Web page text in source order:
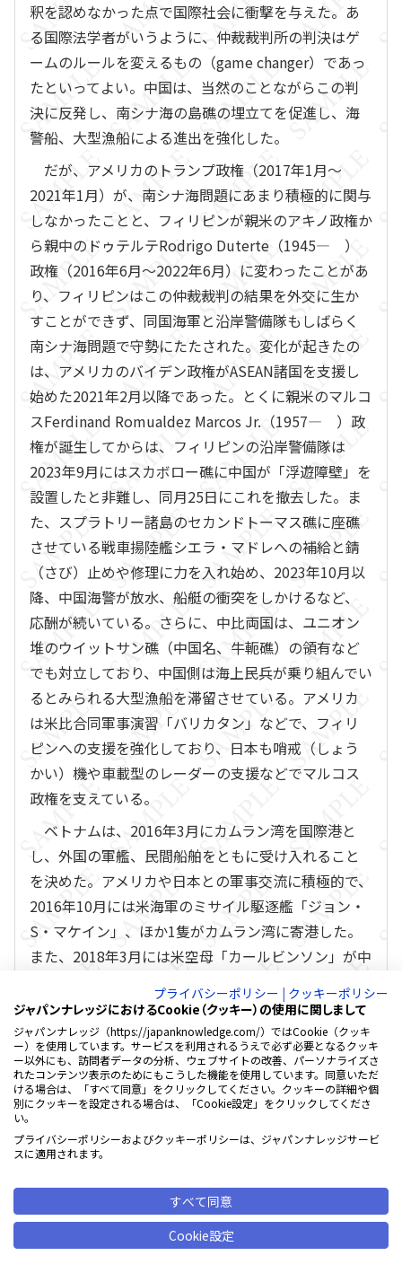
釈を認めなかった点で国際社会に衝撃を与えた。あ
る国際法学者がいうように、仲裁裁判所の判決はゲ
ームのルールを変えるもの（game changer）であっ
たといってよい。中国は、当然のことながらこの判
決に反発し、南シナ海の島礁の埋立てを促進し、海
警船、大型漁船による進出を強化した。
だが、アメリカのトランプ政権（2017年1月～
2021年1月）が、南シナ海問題にあまり積極的に関与
しなかったことと、フィリピンが親米のアキノ政権か
ら親中のドゥテルテRodrigo Duterte（1945― ）
政権（2016年6月～2022年6月）に変わったことがあ
り、フィリピンはこの仲裁裁判の結果を外交に生か
すことができず、同国海軍と沿岸警備隊もしばらく
南シナ海問題で守勢にたたされた。変化が起きたの
は、アメリカのバイデン政権がASEAN諸国を支援し
始めた2021年2月以降であった。とくに親米のマルコ
スFerdinand Romualdez Marcos Jr.（1957― ）政
権が誕生してからは、フィリピンの沿岸警備隊は
2023年9月にはスカボロー礁に中国が「浮遊障壁」を
設置したと非難し、同月25日にこれを撤去した。ま
た、スプラトリー諸島のセカンドトーマス礁に座礁
させている戦車揚陸艦シエラ・マドレへの補給と錆
（さび）止めや修理に力を入れ始め、2023年10月以
降、中国海警が放水、船艇の衝突をしかけるなど、
応酬が続いている。さらに、中比両国は、ユニオン
堆のウイットサン礁（中国名、牛軛礁）の領有など
でも対立しており、中国側は海上民兵が乗り組んでい
るとみられる大型漁船を滞留させている。アメリカ
は米比合同軍事演習「バリカタン」などで、フィリ
ピンへの支援を強化しており、日本も哨戒（しょう
かい）機や車載型のレーダーの支援などでマルコス
政権を支えている。
ベトナムは、2016年3月にカムラン湾を国際港と
し、外国の軍艦、民間船舶をともに受け入れること
を決めた。アメリカや日本との軍事交流に積極的で、
2016年10月には米海軍のミサイル駆逐艦「ジョン・
S・マケイン」、ほか1隻がカムラン湾に寄港した。
また、2018年3月には米空母「カールビンソン」が中
自衛隊の潜水艦「くろしお」が、2023年6月には護衛
艦「いずも」「さみだれ」も、カムラン湾に寄港し
ている。占拠中のスプラトリー諸島の島礁で、2021
年10月以降、埋立ても実施している。中国側は、こ
うしたベトナムの対応に不満で、ベトナムに圧力を
かけ続けており、ベトナム国内では反中的な政策を
推進してきた第一副首相のファム・ビン・ミンPham
Binh Minh（1959― ）らが汚職を理由に2022年12
月に失脚させられ、現在は表向き、反中的な政策は
目だたなくなっている（占拠中の島礁の埋立ては継
プライバシーポリシー | クッキーポリシー
ジャパンナレッジにおけるCookie（クッキー）の使用に関しまして
ジャパンナレッジ（https://japanknowledge.com/）ではCookie（クッキ
ー）を使用しています。サービスを利用されるうえで必ず必要となるクッキ
ー以外にも、訪問者データの分析、ウェブサイトの改善、パーソナライズさ
れたコンテンツ表示のためにもこうした機能を使用しています。同意いただ
ける場合は、「すべて同意」をクリックしてください。クッキーの詳細や個
別にクッキーを設定される場合は、「Cookie設定」をクリックしてくださ
い。
プライバシーポリシーおよびクッキーポリシーは、ジャパンナレッジサービ
スに適用されます。
すべて同意
Cookie設定